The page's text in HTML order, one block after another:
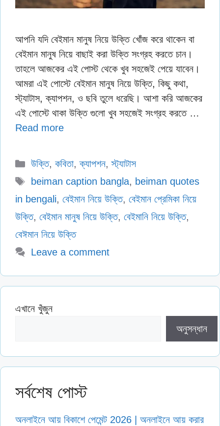
আপনি যদি বেইমান মানুষ নিয়ে উক্তি খোঁজ করে থাকেন‌ বা
বেইমান মানুষ নিয়ে বাছাই করা উক্তি সংগ্রহ করতে চান।
তাহলে আজকের এই পোস্ট থেকে খুব সহজেই পেয়ে যাবেন।
আমরা এই পোস্টে বেইমান মানুষ নিয়ে উক্তি, কিছু কথা,
স্ট্যাটাস, ক্যাপশন, ও ছবি তুলে ধরেছি। আশা করি আজকের
এই পোস্টে থাকা উক্তি গুলো খুব সহজেই সংগ্রহ করতে …
Read more
Categories
উক্তি, কবিতা,ক্যাপশন,স্ট্যাটাস
Tags
beiman caption bangla, beiman quotes
in bengali, বেইমান নিয়ে উক্তি, বেইমান প্রেমিকা নিয়ে
উক্তি, বেইমান মানুষ নিয়ে উক্তি, বেইমানি নিয়ে উক্তি,
বেঈমান নিয়ে উক্তি
Leave a comment
এখানে খুঁজুন
অনুসন্ধান
সর্বশেষ পোস্ট
অনলাইনে আয় বিকাশে পেমেন্ট 2026 | অনলাইনে আয় করার